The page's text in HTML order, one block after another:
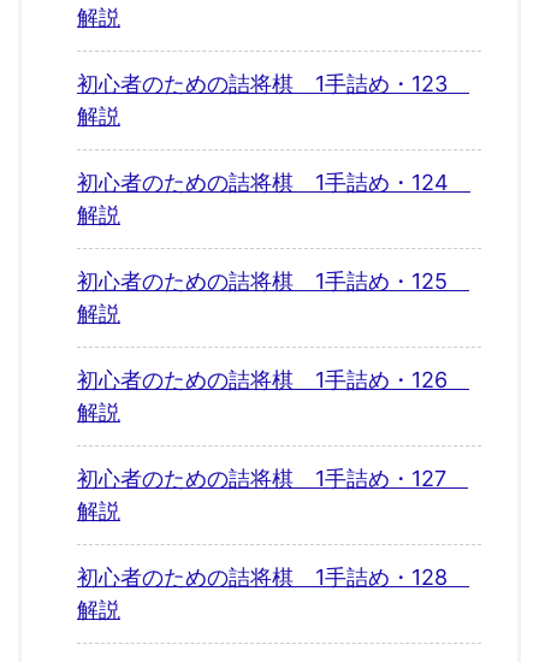
解説
初心者のための詰将棋 1手詰め・123
解説
初心者のための詰将棋 1手詰め・124
解説
初心者のための詰将棋 1手詰め・125
解説
初心者のための詰将棋 1手詰め・126
解説
初心者のための詰将棋 1手詰め・127
解説
初心者のための詰将棋 1手詰め・128
解説